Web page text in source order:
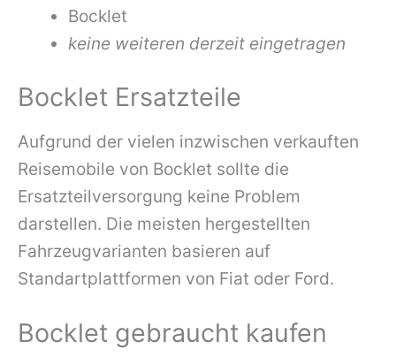
Bocklet
keine weiteren derzeit eingetragen
Bocklet Ersatzteile
Aufgrund der vielen inzwischen verkauften
Reisemobile von Bocklet sollte die
Ersatzteilversorgung keine Problem
darstellen. Die meisten hergestellten
Fahrzeugvarianten basieren auf
Standartplattformen von Fiat oder Ford.
Bocklet gebraucht kaufen